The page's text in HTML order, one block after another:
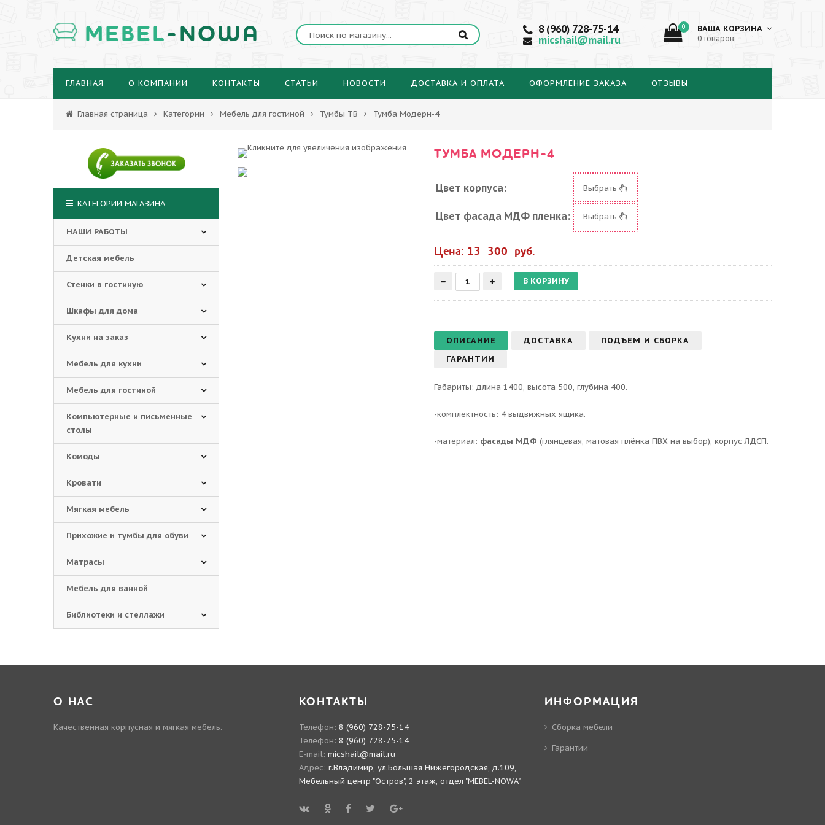
MEBEL-NOWA
8 (960) 728-75-14
micshail@mail.ru
0 ВАША КОРЗИНА
0 товаров
ГЛАВНАЯ О КОМПАНИИ КОНТАКТЫ СТАТЬИ НОВОСТИ ДОСТАВКА И ОПЛАТА ОФОРМЛЕНИЕ ЗАКАЗА ОТЗЫВЫ
Главная страница Категории Мебель для гостиной Тумбы ТВ Тумба Модерн-4
ТУМБА МОДЕРН-4
Цвет корпуса: Выбрать
Цвет фасада МДФ пленка: Выбрать
Цена: 13 300 руб.
ОПИСАНИЕ ДОСТАВКА
ПОДЪЕМ И СБОРКА
ГАРАНТИИ
Габариты: длина 1400, высота 500, глубина 400.
-комплектность: 4 выдвижных ящика.
-материал: фасады МДФ (глянцевая, матовая плёнка ПВХ на выбор), корпус ЛДСП.
КАТЕГОРИИ МАГАЗИНА
НАШИ РАБОТЫ
Детская мебель
Стенки в гостиную
Шкафы для дома
Кухни на заказ
Мебель для кухни
Мебель для гостиной
Компьютерные и письменные
столы
Комоды
Кровати
Мягкая мебель
Прихожие и тумбы для обуви
Матрасы
Мебель для ванной
Библиотеки и стеллажи
О НАС
Качественная корпусная и мягкая мебель.
КОНТАКТЫ
Телефон: 8 (960) 728-75-14
Телефон: 8 (960) 728-75-14
E-mail: micshail@mail.ru
Адрес: г.Владимир, ул.Большая Нижегородская, д.109,
Мебельный центр "Остров", 2 этаж, отдел "MEBEL-NOWA"
ИНФОРМАЦИЯ
Сборка мебели
Гарантии